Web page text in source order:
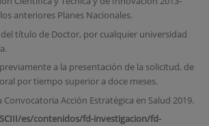
anteriores Planes Nacionales.
título de Doctor, por cualquier universidad
a la presentación de la solicitud, de
por tiempo superior a doce meses.
Acción Estratégica en Salud 2019.
es/contenidos/fd-investigacion/fd-